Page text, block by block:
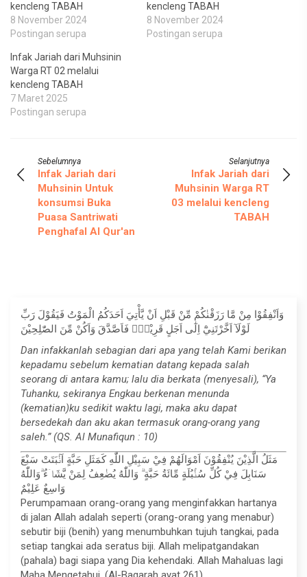
kencleng TABAH
8 November 2024
Postingan serupa
kencleng TABAH
8 November 2024
Postingan serupa
Infak Jariah dari Muhsinin
Warga RT 02 melalui
kencleng TABAH
7 Maret 2025
Postingan serupa
Sebelumnya
Infak Jariah dari
Muhsinin Untuk
konsumsi Buka
Puasa Santriwati
Penghafal Al Qur'an
Selanjutnya
Infak Jariah dari
Muhsinin Warga RT
03 melalui kencleng
TABAH
وَاَنْفِقُوْا مِنْ مَّا رَزَقْنٰكُمْ مِّنْ قَبْلِ اَنْ يَّأْتِيَ اَحَدَكُمُ الْمَوْتُ فَيَقُوْلَ رَبِّ
لَوْلَآ اَخَّرْتَنِيْٓ اِلٰٓى اَجَلٍ قَرِيْبٍۚ فَاَصَّدَّقَ وَاَكُنْ مِّنَ الصّٰلِحِيْنَ
Dan infakkanlah sebagian dari apa yang telah Kami berikan
kepadamu sebelum kematian datang kepada salah
seorang di antara kamu; lalu dia berkata (menyesali), “Ya
Tuhanku, sekiranya Engkau berkenan menunda
(kematian)ku sedikit waktu lagi, maka aku dapat
bersedekah dan aku akan termasuk orang-orang yang
saleh.” (QS. Al Munafiqun : 10)
مَثَلُ الَّذِيْنَ يُنْفِقُوْنَ اَمْوَالَهُمْ فِيْ سَبِيْلِ اللّٰهِ كَمَثَلِ حَبَّةٍ اَنْۢبَتَتْ سَبْعَ
سَنَابِلَ فِيْ كُلِّ سُنْۢبُلَةٍ مِّائَةُ حَبَّةٍ ۗ وَاللّٰهُ يُضٰعِفُ لِمَنْ يَّشَاۤءُ ۗوَاللّٰهُ
وَاسِعٌ عَلِيْمٌ
Perumpamaan orang-orang yang menginfakkan hartanya
di jalan Allah adalah seperti (orang-orang yang menabur)
sebutir biji (benih) yang menumbuhkan tujuh tangkai, pada
setiap tangkai ada seratus biji. Allah melipatgandakan
(pahala) bagi siapa yang Dia kehendaki. Allah Mahaluas lagi